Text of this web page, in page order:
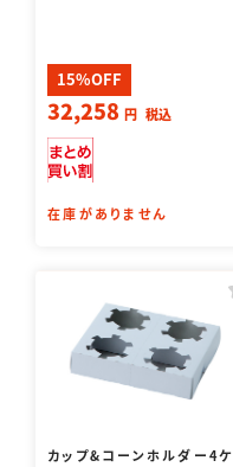
15%OFF
32,258 円 税込
在庫がありません
カップ&コーンホルダー4ケ